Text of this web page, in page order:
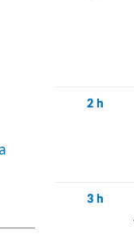
2 h
3 h